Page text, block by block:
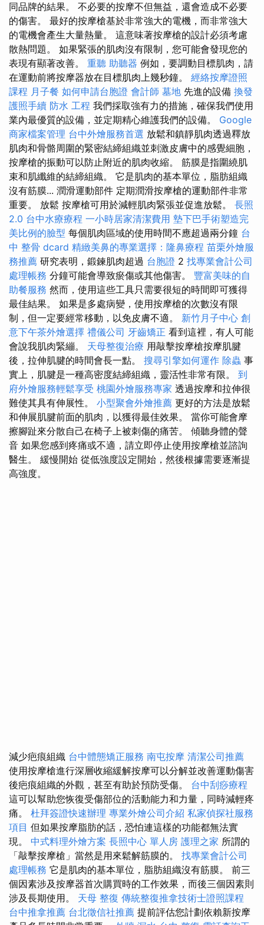
同品牌的結果。 不必要的按摩不但無益，還會造成不必要
的傷害。 最好的按摩槍基於非常強大的電機，而非常強大
的電機會產生大量熱量。 這意味著按摩槍的設計必須考慮
散熱問題。 如果緊張的肌肉沒有限制，您可能會發現您的
表現有顯著改善。 重聽 助聽器 例如，要調動目標肌肉，請
在運動前將按摩器放在目標肌肉上幾秒鐘。 經絡按摩證照
課程 月子餐 如何申請台胞證 會計師 墓地 先進的設備 換發
護照手續 防水 工程 我們採取強有力的措施，確保我們使用
業內最優質的設備，並定期精心維護我們的設備。 Google
商家檔案管理 台中外燴服務首選 放鬆和鎮靜肌肉透過釋放
肌肉和骨骼周圍的緊密結締組織並刺激皮膚中的感覺細胞，
按摩槍的振動可以防止附近的肌肉收縮。 筋膜是指圍繞肌
束和肌纖維的結締組織。 它是肌肉的基本單位，脂肪組織
沒有筋膜... 潤滑運動部件 定期潤滑按摩槍的運動部件非常
重要。 放鬆 按摩槍可用於減輕肌肉緊張並促進放鬆。 長照
2.0 台中水療療程 一小時居家清潔費用 墊下巴手術塑造完
美比例的臉型 每個肌肉區域的使用時間不應超過兩分鐘 台
中 整骨 dcard 精緻美鼻的專業選擇：隆鼻療程 苗栗外燴服
務推薦 研究表明，鍛鍊肌肉超過 台胞證 2 找專業會計公司
處理帳務 分鐘可能會導致瘀傷或其他傷害。 豐富美味的自
助餐服務 然而，使用這些工具只需要很短的時間即可獲得
最佳結果。 如果是多處病變，使用按摩槍的次數沒有限
制，但一定要經常移動，以免皮膚不適。 新竹月子中心 創
意下午茶外燴選擇 禮儀公司 牙齒矯正 看到這裡，有人可能
會說我肌肉緊繃。 天母整復治療 用敲擊按摩槍按摩肌腱
後，拉伸肌腱的時間會長一點。 搜尋引擎如何運作 除蟲 事
實上，肌腱是一種高密度結締組織，靈活性非常有限。 到
府外燴服務輕鬆享受 桃園外燴服務專家 透過按摩和拉伸很
難使其具有伸展性。 小型聚會外燴推薦 更好的方法是放鬆
和伸展肌腱前面的肌肉，以獲得最佳效果。 當你可能會摩
擦腳趾來分散自己在椅子上被刺傷的痛苦。 傾聽身體的聲
音 如果您感到疼痛或不適，請立即停止使用按摩槍並諮詢
醫生。 緩慢開始 從低強度設定開始，然後根據需要逐漸提
高強度。
減少疤痕組織 台中體態矯正服務 南屯按摩 清潔公司推薦
使用按摩槍進行深層收縮緩解按摩可以分解並改善運動傷害
後疤痕組織的外觀，甚至有助於預防受傷。 台中刮痧療程
這可以幫助您恢復受傷部位的活動能力和力量，同時減輕疼
痛。 杜拜簽證快速辦理 專業外燴公司介紹 私家偵探社服務
項目 但如果按摩脂肪的話，恐怕連這樣的功能都無法實
現。 中式料理外燴方案 長照中心 單人房 護理之家 所謂的
「敲擊按摩槍」當然是用來鬆解筋膜的。 找專業會計公司
處理帳務 它是肌肉的基本單位，脂肪組織沒有筋膜。 前三
個因素涉及按摩器首次購買時的工作效果，而後三個因素則
涉及長期使用。 天母 整復 傳統整復推拿技術士證照課程
台中推拿推薦 台北徵信社推薦 提前評估您計劃依賴新按摩